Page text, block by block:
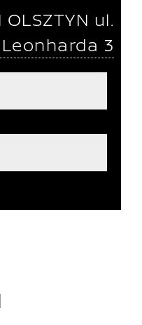
OLSZTYN ul.
Leonharda 3